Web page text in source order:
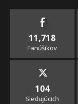
11,718
Fanúšikov
104
Sledujúcich